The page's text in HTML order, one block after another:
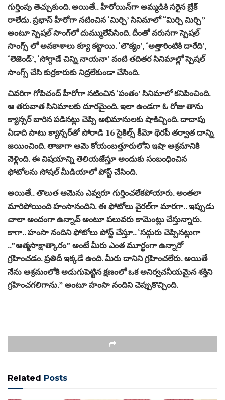
గుర్తింపు తెచ్చుకుంది. అయితే.. హీరోయిన్‌గా అమ్మ‌డికి స‌రైన బ్రేక్
రాలేదు. ప్ర‌భాస్ హీరోగా న‌టించిన ‘మిర్చి’ సినిమాలో “మిర్చి మిర్చి”
అంటూ స్పెష‌ల్ సాంగ్‌లో దుమ్ములేపేసింది. దీంతో వ‌రుస‌గా స్పెష‌ల్
సాంగ్స్ లో అవ‌కాశాలు క్యూ క‌ట్టాయి. ‘లౌక్యం’, ‘అత్తారింటికి దారేది’,
‘లెజెండ్‌’, ‘సోగ్గాడే చిన్ని నాయనా’ వంటి త‌దిత‌ర సినిమాల్లో స్పెష‌ల్
సాంగ్స్ చేసి కుర్ర‌కారుకు నిద్ర‌లేకుండా చేసింది.
చివ‌రిగా గోపిచంద్ హీరోగా న‌టించిన ‘పంతం’ సినిమాలో క‌నిపించింది.
ఆ త‌రువాత సినిమాల‌కు దూర‌మైంది. ఇలా ఉండ‌గా ఓ రోజు తాను
క్యాన్స‌ర్ బారిన ప‌డిన‌ట్లు చెప్పి అభిమానుల‌కు షాకిచ్చింది. దాదాపు
ఏడాది పాటు క్యాన్స‌ర్‌తో పోరాడి 16 సైకిల్స్‌ కీమో థెరపీ తర్వాత దాన్ని
జ‌యించింది. తాజాగా ఆమె కోయంబత్తూరులోని ఇషా ఆశ్ర‌మానికి
వెళ్లింది. ఈ విష‌యాన్ని తెలియ‌జేస్తూ అందుకు సంబంధించిన
ఫోటోల‌ను సోష‌ల్ మీడియాలో పోస్ట్ చేసింది.
అయితే.. తొలుత ఆమెను ఎవ్వ‌రూ గుర్తించ‌లేక‌పోయారు. అంతలా
మారిపోయింది హంసానందిని. ఈ ఫోటోలు వైర‌ల్‌గా మార‌గా.. ఇప్పుడు
చాలా అందంగా ఉన్నావ్ అంటూ ప‌లువ‌రు కామెంట్లు చేస్తున్నారు.
కాగా.. హంసా నందిని ఫోటోలు పోస్ట్ చేస్తూ.. ‘సద్గురు చెప్పినట్లుగా
..”ఆత్మసాక్షాత్కారం” అంటే మీరు ఎంత మూర్ఖంగా ఉన్నారో
గ్రహించడం. ప్రతిదీ ఇక్కడే ఉంది. మీరు దానిని గ్రహించలేరు. అయితే
నేను ఆశ్రమంలోకి అడుగుపెట్టిన క్షణంలో ఒక అనిర్వచనీయమైన శ‌క్తిని
గ్రహించగలిగాను.” అంటూ హంసా నందిని చెప్పుకొచ్చింది.
Related Posts